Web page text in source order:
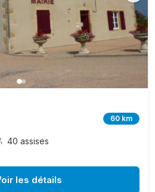
60 km
40 assises
les détails